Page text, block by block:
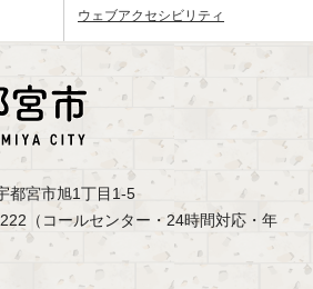
ウェブアクセシビリティ
宮市旭1丁目1-5
（コールセンター・24時間対応・年